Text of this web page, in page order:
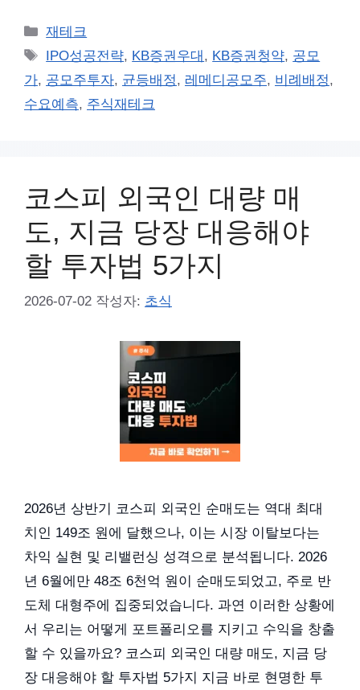
카
테
리
재테크
태
그
IPO성공전략, KB증권우대 , KB증권청약, 공모
가, 공모주투자, 균등배정, 레메디공모주, 비례배정,
수요예측, 주식재테크
코스피 외국인 대량 매
도, 지금 당장 대응해야
할 투자법 5가지
2026-07-02 작성자: 초식
2026년 상반기 코스피 외국인 순매도는 역대 최대
치인 149조 원에 달했으나, 이는 시장 이탈보다는
차익 실현 및 리밸런싱 성격으로 분석됩니다. 2026
년 6월에만 48조 6천억 원이 순매도되었고, 주로 반
도체 대형주에 집중되었습니다. 과연 이러한 상황에
서 우리는 어떻게 포트폴리오를 지키고 수익을 창출
할 수 있을까요? 코스피 외국인 대량 매도, 지금 당
장 대응해야 할 투자법 5가지 지금 바로 현명한 투